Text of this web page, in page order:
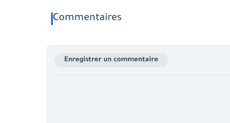
Commentaires
Enregistrer un commentaire